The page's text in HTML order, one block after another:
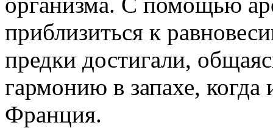
приблизиться к
предки достигали,
гармонию в запахе,
Франция.